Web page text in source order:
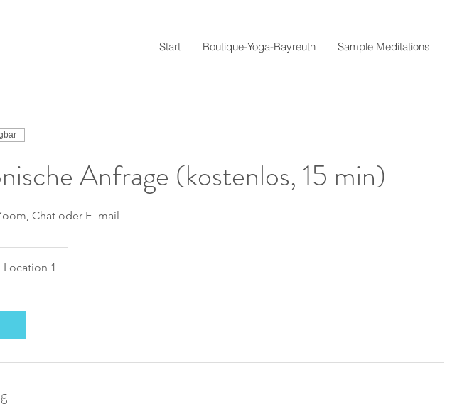
Start Boutique-Yoga-Bayreuth Sample Meditations
Anfrage (kostenlos, 15 min)
Chat oder E- mail
Location 1